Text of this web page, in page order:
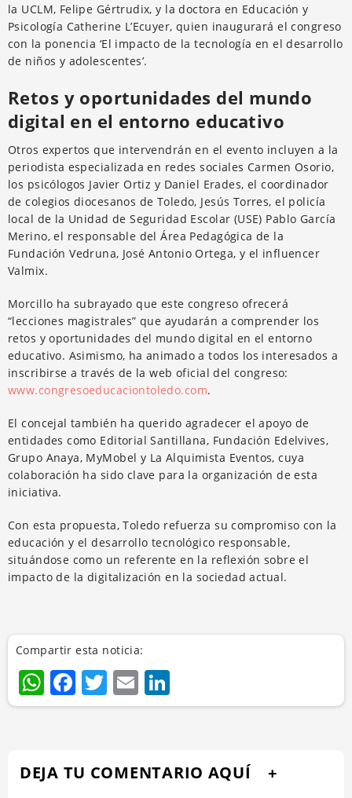
la UCLM, Felipe Gértrudix, y la doctora en Educación y
Psicología Catherine L’Ecuyer, quien inaugurará el congreso
con la ponencia ‘El impacto de la tecnología en el desarrollo
de niños y adolescentes’.
Retos y oportunidades del mundo
digital en el entorno educativo
Otros expertos que intervendrán en el evento incluyen a la
periodista especializada en redes sociales Carmen Osorio,
los psicólogos Javier Ortiz y Daniel Erades, el coordinador
de colegios diocesanos de Toledo, Jesús Torres, el policía
local de la Unidad de Seguridad Escolar (USE) Pablo García
Merino, el responsable del Área Pedagógica de la
Fundación Vedruna, José Antonio Ortega, y el influencer
Valmix.
Morcillo ha subrayado que este congreso ofrecerá
“lecciones magistrales” que ayudarán a comprender los
retos y oportunidades del mundo digital en el entorno
educativo. Asimismo, ha animado a todos los interesados a
inscribirse a través de la web oficial del congreso:
www.congresoeducaciontoledo.com.
El concejal también ha querido agradecer el apoyo de
entidades como Editorial Santillana, Fundación Edelvives,
Grupo Anaya, MyMobel y La Alquimista Eventos, cuya
colaboración ha sido clave para la organización de esta
iniciativa.
Con esta propuesta, Toledo refuerza su compromiso con la
educación y el desarrollo tecnológico responsable,
situándose como un referente en la reflexión sobre el
impacto de la digitalización en la sociedad actual.
Compartir esta noticia:
WhatsApp
Facebook
Twitter
Email
DEJA TU COMENTARIO AQUÍ